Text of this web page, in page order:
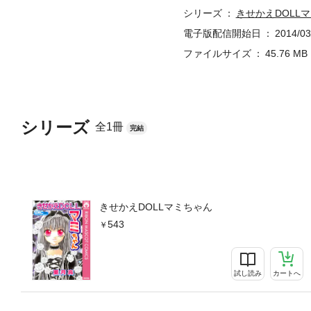
シリーズ 全1冊 完結
きせかえDOLLマミちゃん
543
試し読み カートへ
シリーズ
きせかえDOLL
電子版配信開始日
2014/
ファイルサイズ
45.76 MB